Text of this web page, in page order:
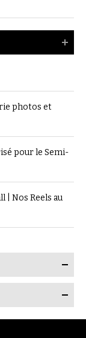
photos et
pour le Semi-
| Nos Reels au